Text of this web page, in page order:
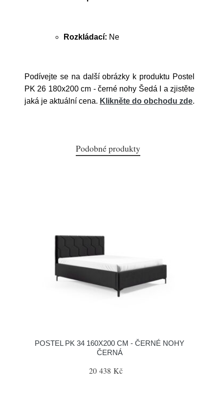
Rozkládací: Ne
Podívejte se na další obrázky k produktu Postel
PK 26 180x200 cm - černé nohy Šedá I a zjistěte
jaká je aktuální cena. Klikněte do obchodu zde.
Podobné produkty
POSTEL PK 34 160X200 CM - ČERNÉ NOHY
ČERNÁ
20 438 Kč